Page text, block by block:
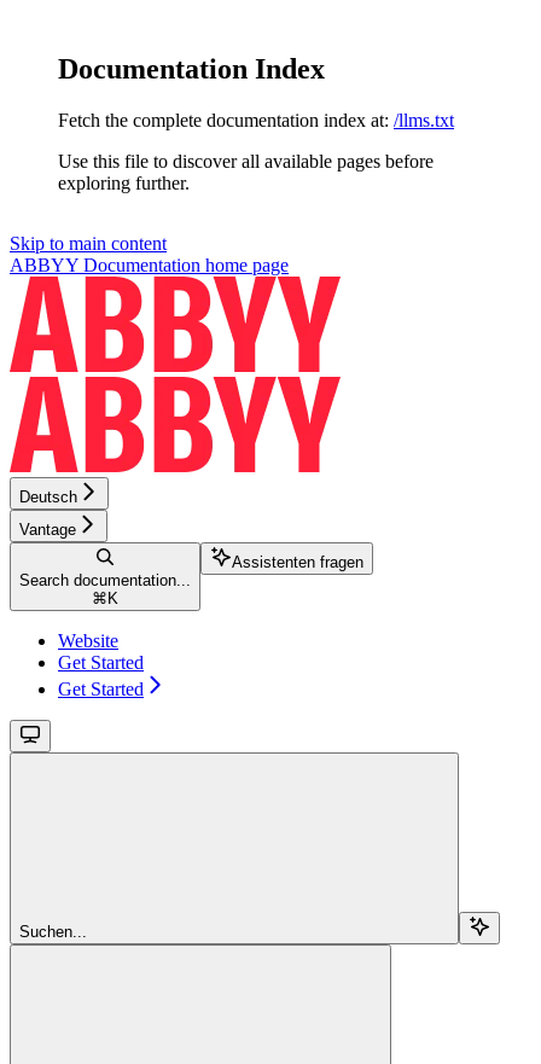
Documentation Index
Fetch the complete documentation index at: /llms.txt
Use this file to discover all available pages before
exploring further.
Skip to main content
ABBYY Documentation home page
Deutsch
Vantage
Search documentation...
⌘ K
Assistenten fragen
Website
Get Started
Get Started
Suchen...